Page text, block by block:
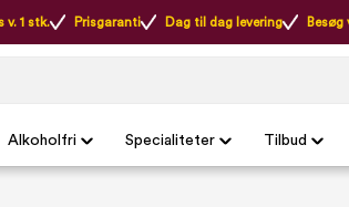
v. 1 stk. Prisgaranti Dag til dag levering Besøg
Alkoholfri Specialiteter Tilbud